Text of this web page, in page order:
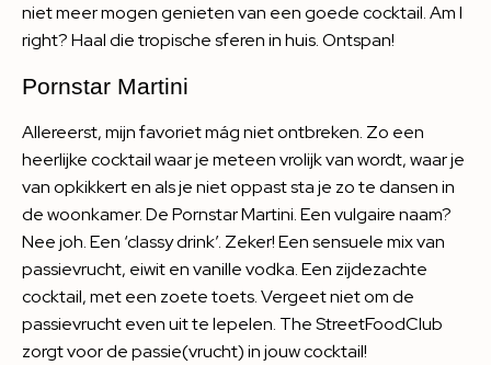
niet meer mogen genieten van een goede cocktail. Am I
right? Haal die tropische sferen in huis. Ontspan!
Pornstar Martini
Allereerst, mijn favoriet mág niet ontbreken. Zo een
heerlijke cocktail waar je meteen vrolijk van wordt, waar je
van opkikkert en als je niet oppast sta je zo te dansen in
de woonkamer. De Pornstar Martini. Een vulgaire naam?
Nee joh. Een ‘classy drink’. Zeker! Een sensuele mix van
passievrucht, eiwit en vanille vodka. Een zijdezachte
cocktail, met een zoete toets. Vergeet niet om de
passievrucht even uit te lepelen. The StreetFoodClub
zorgt voor de passie(vrucht) in jouw cocktail!